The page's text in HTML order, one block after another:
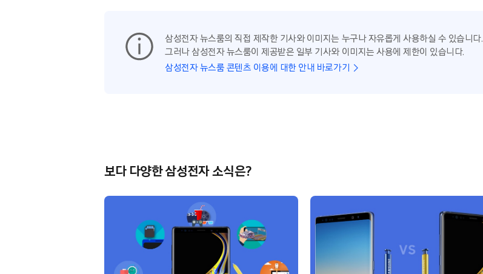
삼성전자 뉴스룸의 직접 제작한 기사와 이미지는 누구나 자유롭게 사용하실 수 있습니다.
그러나 삼성전자 뉴스룸이 제공받은 일부 기사와 이미지는 사용에 제한이 있습니다.
삼성전자 뉴스룸 콘텐츠 이용에 대한 안내 바로가기
보다 다양한 삼성전자 소식은?